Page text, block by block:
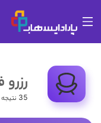
رزرو
35 نتیجه برای جستجوی شما بدست آمد